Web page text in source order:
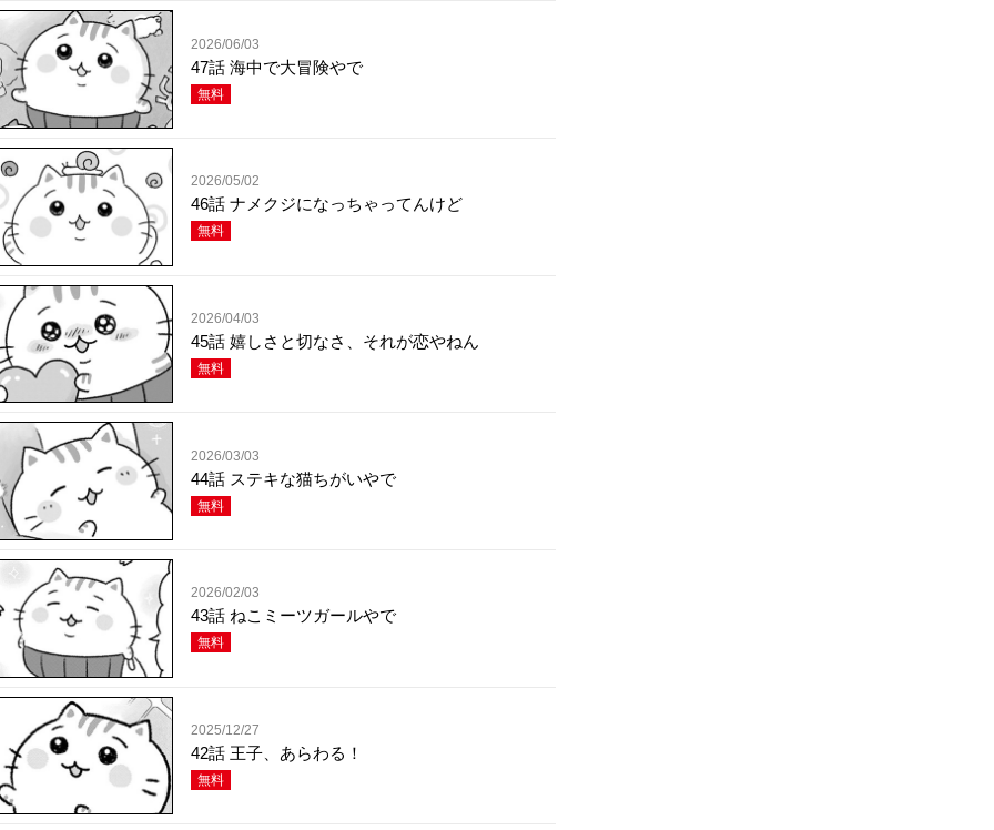
2026/06/03
47話 海中で大冒険やで
無料
2026/05/02
46話 ナメクジになっちゃってんけど
無料
2026/04/03
45話 嬉しさと切なさ、それが恋やねん
無料
2026/03/03
44話 ステキな猫ちがいやで
無料
2026/02/03
43話 ねこミーツガールやで
無料
2025/12/27
42話 王子、あらわる！
無料